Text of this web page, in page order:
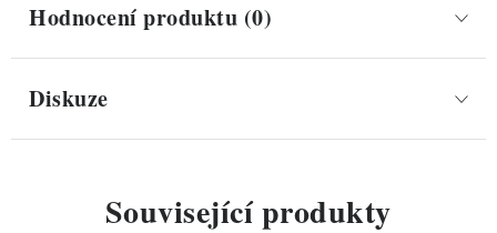
Hodnocení produktu (0)
Diskuze
Související produkty